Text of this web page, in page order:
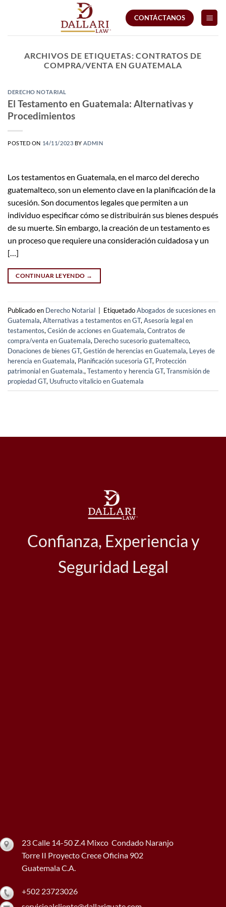
CONTÁCTANOS
ARCHIVOS DE ETIQUETAS:CONTRATOS DE
COMPRA/VENTA EN GUATEMALA
DERECHO NOTARIAL
El Testamento en Guatemala: Alternativas y
Procedimientos
POSTED ON 14/11/2023 BY ADMIN
Los testamentos en Guatemala, en el marco del derecho
guatemalteco, son un elemento clave en la planificación de la
sucesión. Son documentos legales que permiten a un
individuo especificar cómo se distribuirán sus bienes después
de su muerte. Sin embargo, la creación de un testamento es
un proceso que requiere una consideración cuidadosa y un
[…]
CONTINUAR LEYENDO →
Publicado en Derecho Notarial EtiquetadoAbogados de sucesiones en
Guatemala, Alternativas a testamentos en GT, Asesoría legal en
testamentos, Cesión de acciones en Guatemala, Contratos de
compra/venta en Guatemala, Derecho sucesorio guatemalteco,
Donaciones de bienes GT, Gestión de herencias en Guatemala, Leyes de
herencia en Guatemala, Planificación sucesoria GT, Protección
patrimonial en Guatemala., Testamento y herencia GT, Transmisión de
propiedad GT, Usufructo vitalicio en Guatemala
Confianza, Experiencia y
Seguridad Legal
23 Calle 14-50 Z.4 Mixco Condado Naranjo
Torre II Proyecto Crece Oficina 902
Guatemala C.A.
+502 23723026